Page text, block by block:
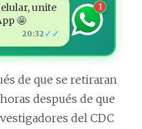
unite
🤩
20:32 ✓✓
1
de que se retiraran
después de que
del CDC